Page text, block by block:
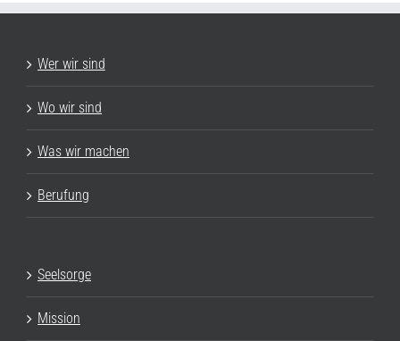
Wer wir sind
Wo wir sind
Was wir machen
Berufung
Seelsorge
Mission